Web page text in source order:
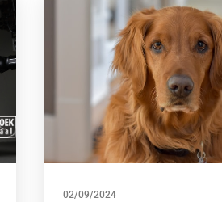
02/09/2024